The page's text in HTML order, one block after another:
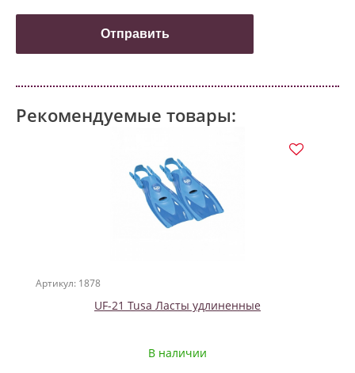
Рекомендуемые товары:
Артикул: 1878
UF-21 Tusa Ласты удлиненные
В наличии